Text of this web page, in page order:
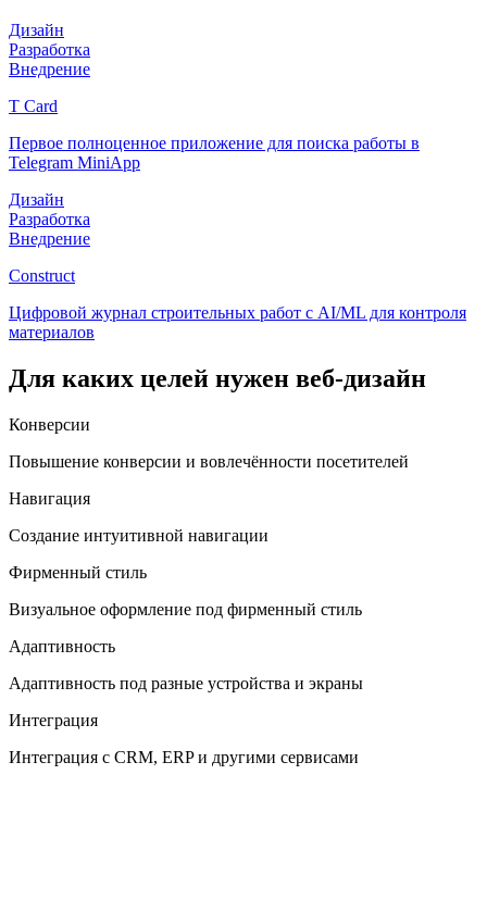
Дизайн
Разработка
Внедрение
T Card
Первое полноценное приложение для поиска работы в
Telegram MiniApp
Дизайн
Разработка
Внедрение
Construct
Цифровой журнал строительных работ с AI/ML для контроля
материалов
Для каких целей нужен веб-дизайн
Конверсии
Повышение конверсии и вовлечённости посетителей
Навигация
Создание интуитивной навигации
Фирменный стиль
Визуальное оформление под фирменный стиль
Адаптивность
Адаптивность под разные устройства и экраны
Интеграция
Интеграция с CRM, ERP и другими сервисами